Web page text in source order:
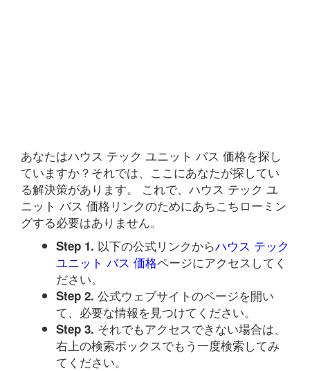
あなたはハウス テック ユニット バス 価格を探し
ていますか？それでは、ここにあなたが探してい
る解決策があります。 これで、ハウス テック ユ
ニット バス 価格リンクのためにあちこちローミン
グする必要はありません。
Step 1. 以下の公式リンクからハウス テック
ユニット バス 価格ページにアクセスしてく
ださい。
Step 2. 公式ウェブサイトのページを開い
て、必要な情報を見つけてください。
Step 3. それでもアクセスできない場合は、
右上の検索ボックスでもう一度検索してみ
てください。